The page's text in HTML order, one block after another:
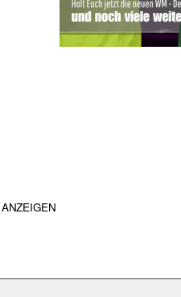
ANZEIGEN